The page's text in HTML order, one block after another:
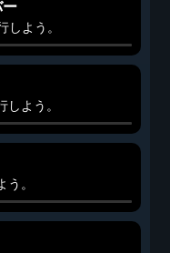
よう。
よう。
。